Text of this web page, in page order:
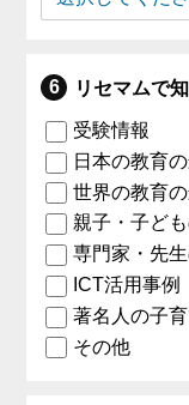
リセマムで
受験情報
日本の教育
世界の教育
親子・子ど
専門家・先
ICT活用事例
著名人の子
その他